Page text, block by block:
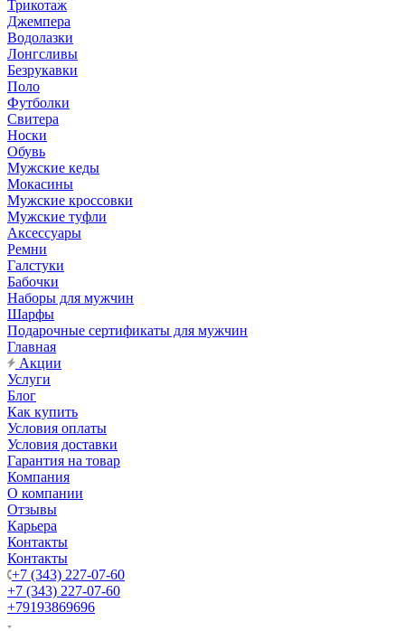
Трикотаж
Джемпера
Водолазки
Лонгсливы
Безрукавки
Поло
Футболки
Свитера
Носки
Обувь
Мужские кеды
Мокасины
Мужские кроссовки
Мужские туфли
Аксессуары
Ремни
Галстуки
Бабочки
Наборы для мужчин
Шарфы
Подарочные сертификаты для мужчин
Главная
Акции
Услуги
Блог
Как купить
Условия оплаты
Условия доставки
Гарантия на товар
Компания
О компании
Отзывы
Карьера
Контакты
Контакты
+7 (343) 227-07-60
+7 (343) 227-07-60
+79193869696